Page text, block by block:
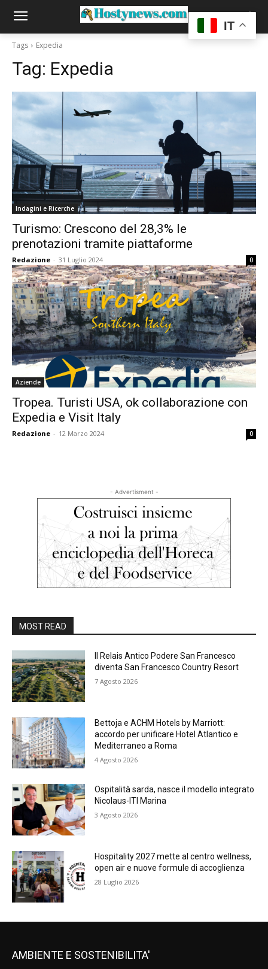
Tags Expedia
Tag: Expedia
Indagini e Ricerche
Turismo: Crescono del 28,3% le
prenotazioni tramite piattaforme
Redazione - 31 Luglio 2024 0
Aziende
Tropea. Turisti USA, ok collaborazione con
Expedia e Visit Italy
Redazione - 12 Marzo 2024 0
- Advertisment -
MOST READ
Il Relais Antico Podere San Francesco
diventa San Francesco Country Resort
7 Agosto 2026
Bettoja e ACHM Hotels by Marriott:
accordo per unificare Hotel Atlantico e
Mediterraneo a Roma
4 Agosto 2026
Ospitalità sarda, nasce il modello integrato
Nicolaus-ITI Marina
3 Agosto 2026
Hospitality 2027 mette al centro wellness,
open air e nuove formule di accoglienza
28 Luglio 2026
AMBIENTE E SOSTENIBILITA'
IT